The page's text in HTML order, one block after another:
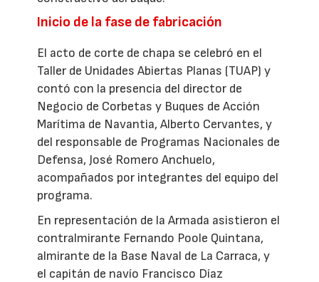
Inicio de la fase de fabricación
El acto de corte de chapa se celebró en el
Taller de Unidades Abiertas Planas (TUAP) y
contó con la presencia del director de
Negocio de Corbetas y Buques de Acción
Marítima de Navantia, Alberto Cervantes, y
del responsable de Programas Nacionales de
Defensa, José Romero Anchuelo,
acompañados por integrantes del equipo del
programa.
En representación de la Armada asistieron el
contralmirante Fernando Poole Quintana,
almirante de la Base Naval de La Carraca, y
el capitán de navío Francisco Díaz